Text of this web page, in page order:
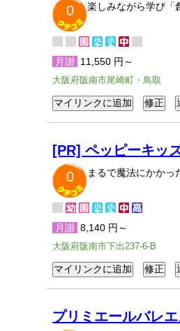
0
楽しみながら学び「
月謝 11,550 円～
大阪府阪南市尾崎町・鳥取
[PR] ペッピーキッ
0
まるで魔法にかかっ
月謝 8,140 円～
大阪府阪南市下出237-6-B
プリミエールバレ